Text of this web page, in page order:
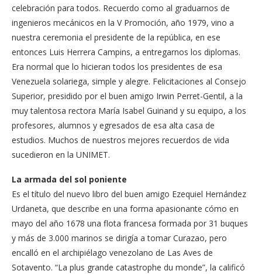
celebración para todos. Recuerdo como al graduarnos de
ingenieros mecánicos en la V Promoción, año 1979, vino a
nuestra ceremonia el presidente de la república, en ese
entonces Luis Herrera Campins, a entregarnos los diplomas.
Era normal que lo hicieran todos los presidentes de esa
Venezuela solariega, simple y alegre. Felicitaciones al Consejo
Superior, presidido por el buen amigo Irwin Perret-Gentil, a la
muy talentosa rectora María Isabel Guinand y su equipo, a los
profesores, alumnos y egresados de esa alta casa de
estudios. Muchos de nuestros mejores recuerdos de vida
sucedieron en la UNIMET.
La armada del sol poniente
Es el título del nuevo libro del buen amigo Ezequiel Hernández
Urdaneta, que describe en una forma apasionante cómo en
mayo del año 1678 una flota francesa formada por 31 buques
y más de 3.000 marinos se dirigía a tomar Curazao, pero
encalló en el archipiélago venezolano de Las Aves de
Sotavento. “La plus grande catastrophe du monde”, la calificó